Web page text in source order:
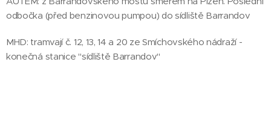
odbočka (před benzinovou pumpou) do sídliště Barrandov
MHD: tramvají č. 12, 13, 14 a 20 ze Smíchovského nádraží -
konečná stanice "sídliště Barrandov"